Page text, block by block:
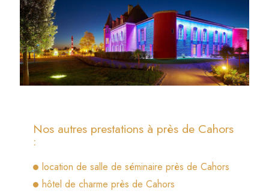
Nos autres prestations à près de Cahors
:
location de salle de séminaire près de Cahors
hôtel de charme près de Cahors